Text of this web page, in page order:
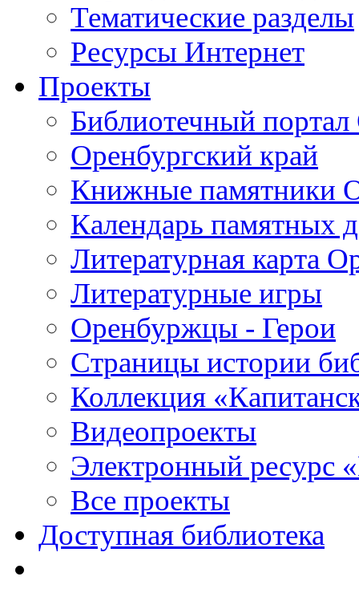
Тематические разделы
Ресурсы Интернет
Проекты
Библиотечный портал
Оренбургский край
Книжные памятники
Календарь памятных
Литературная карта
Литературные игры
Оренбуржцы - Герои
Страницы истории
Коллекция
Видеопроекты
Электронный ресурс
Все проекты
Доступная библиотека